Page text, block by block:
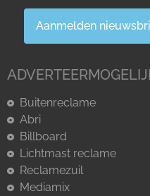
Aanmelden
Buitenreclame
Abri
Billboard
Lichtmast reclame
Reclamezuil
Mediamix